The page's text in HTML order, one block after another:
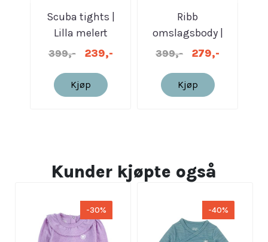
Scuba tights |
Lilla melert
399,- 239,-
Kjøp
Ribb
omslagsbody |
Hvit
399,- 279,-
Kjøp
Kunder kjøpte også
-30% -40%